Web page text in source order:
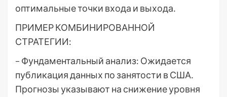
оптимальные точки входа и выхода․
ПРИМЕР КОМБИНИРОВАННОЙ
СТРАТЕГИИ:
– Фундаментальный анализ: Ожидается
публикация данных по занятости в США․
Прогнозы указывают на снижение уровня